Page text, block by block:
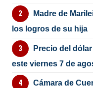
Madre de
los logros de su hija
Precio del
este viernes 7 de
Cámara de